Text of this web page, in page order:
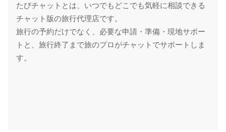
たびチャットとは、いつでもどこでも気軽に相談できる
チャット版の旅行代理店です。
旅行の予約だけでなく、必要な申請・準備・現地サポー
トと、旅行終了まで旅のプロがチャットでサポートしま
す。